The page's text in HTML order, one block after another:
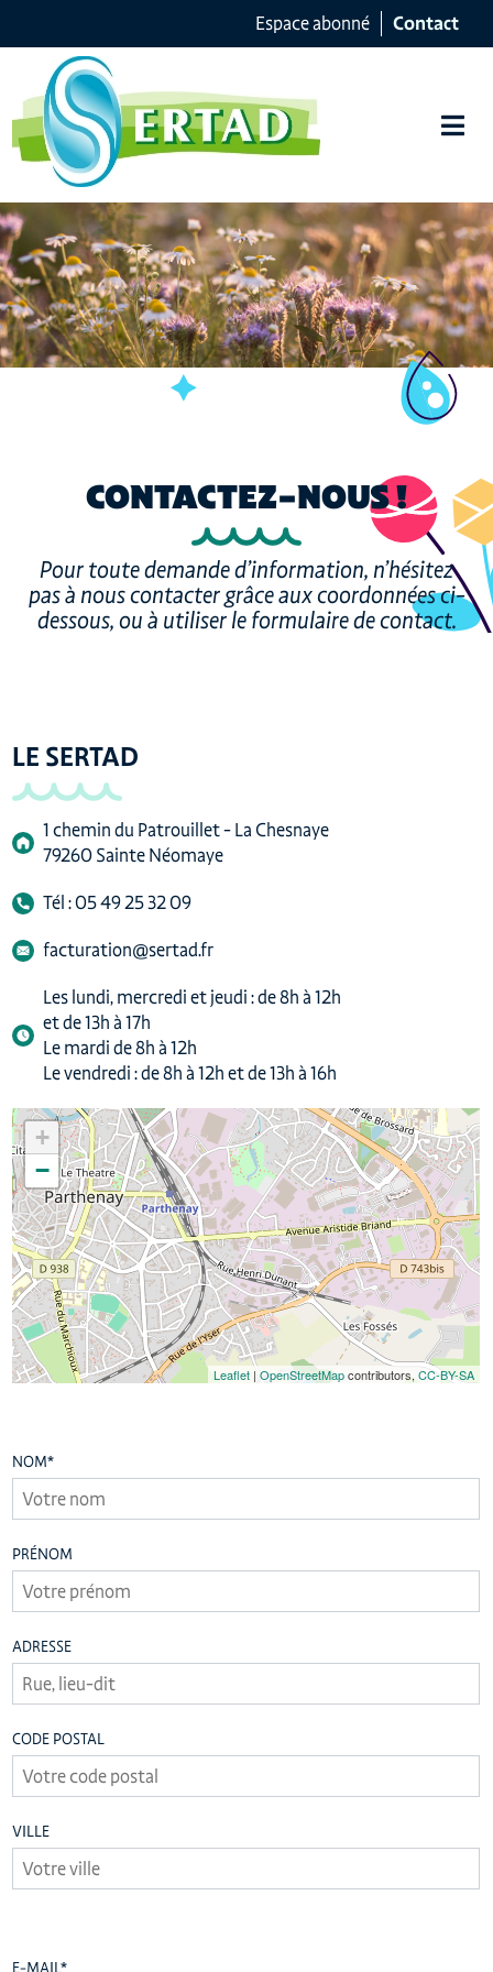
Espace abonné Contact
CONTACTEZ-NOUS !
Pour toute demande d’information, n’hésitez
pas à nous contacter grâce aux coordonnées ci-
dessous, ou à utiliser le formulaire de contact.
LE SERTAD
1 chemin du Patrouillet - La Chesnaye
79260 Sainte Néomaye
Tél : 05 49 25 32 09
facturation@sertad.fr
Les lundi, mercredi et jeudi : de 8h à 12h
et de 13h à 17h
Le mardi de 8h à 12h
Le vendredi : de 8h à 12h et de 13h à 16h
+
−
Leaflet |OpenStreetMapcontributors,CC-BY-SA
NOM*
PRÉNOM
ADRESSE
CODE POSTAL
VILLE
E-MAIL*